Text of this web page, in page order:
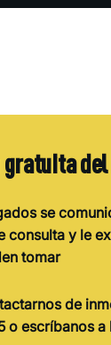
gratuita
se
consulta y le
tomar
de
o escríbanos a